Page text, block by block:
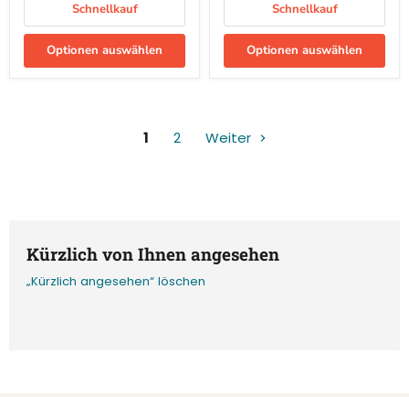
Schnellkauf
Optionen auswählen
Schnellkauf
Optionen auswählen
1 2 Weiter
Kürzlich von Ihnen angesehen
„Kürzlich angesehen“ löschen